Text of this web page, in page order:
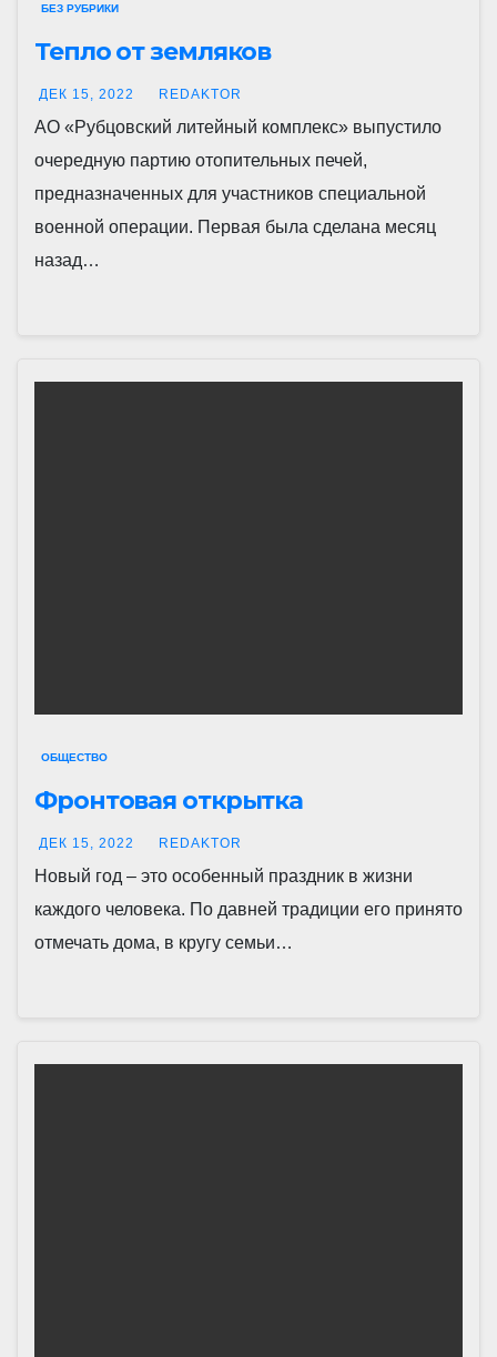
БЕЗ РУБРИКИ
Тепло от земляков
ДЕК 15, 2022 REDAKTOR
АО «Рубцовский литейный комплекс» выпустило
очередную партию отопительных печей,
предназначенных для участников специальной
военной операции. Первая была сделана месяц
назад…
ОБЩЕСТВО
Фронтовая открытка
ДЕК 15, 2022 REDAKTOR
Новый год – это особенный праздник в жизни
каждого человека. По давней традиции его принято
отмечать дома, в кругу семьи…